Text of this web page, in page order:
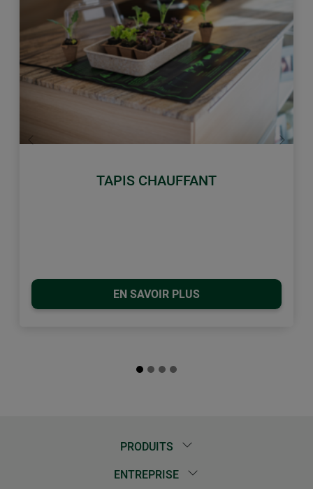
TAPIS CHAUFFANT
EN SAVOIR PLUS
retour
PRODUITS
ENTREPRISE